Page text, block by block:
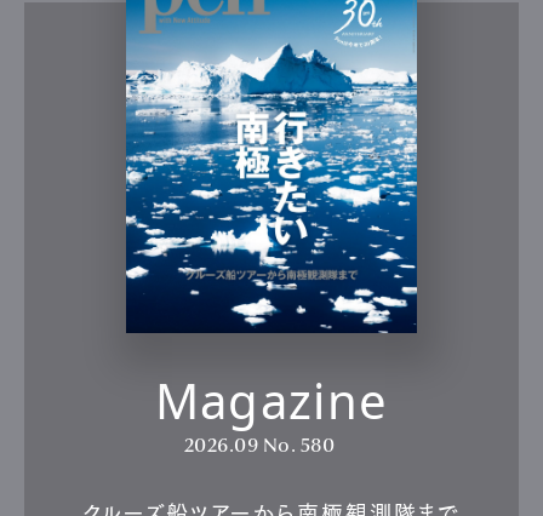
Magazine
2026.09 No. 580